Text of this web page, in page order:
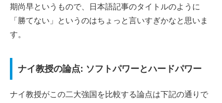
期尚早というもので、日本語記事のタイトルのように
「勝てない」というのはちょっと言いすぎかなと思いま
す。
ナイ教授の論点: ソフトパワーとハードパワー
ナイ教授がこの二大強国を比較する論点は下記の通りで